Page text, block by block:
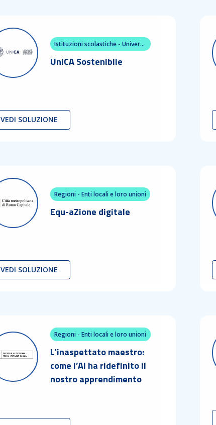
Istituzioni scolastiche - Università e Centri di ricerca
UniCA Sostenibile
VEDI SOLUZIONE
Regioni - Enti locali e loro unioni
Equ-aZione digitale
VEDI SOLUZIONE
Regioni - Enti locali e loro unioni
L’inaspettato maestro:
come l’AI ha ridefinito il
nostro apprendimento